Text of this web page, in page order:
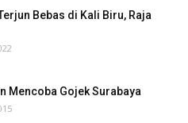
Bebas di Kali Biru, Raja
Mencoba Gojek Surabaya